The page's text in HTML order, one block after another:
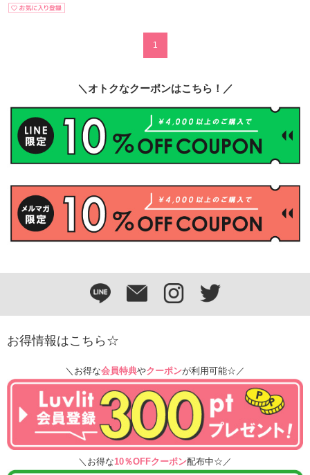
1
＼オトクなクーポンはこちら！／
お得情報はこちら☆
＼お得な会員特典やクーポンが利用可能☆／
＼お得な10％OFFクーポン配布中☆／